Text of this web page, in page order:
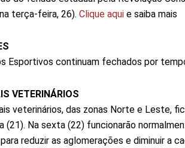
terça-feira, 26). Clique aquie saiba mais
Esportivos continuam fechados por
VETERINÁRIOS
veterinários, das zonas Norte e Leste,
(21). Na sexta (22) funcionarão
reduzir as aglomerações e diminuir a